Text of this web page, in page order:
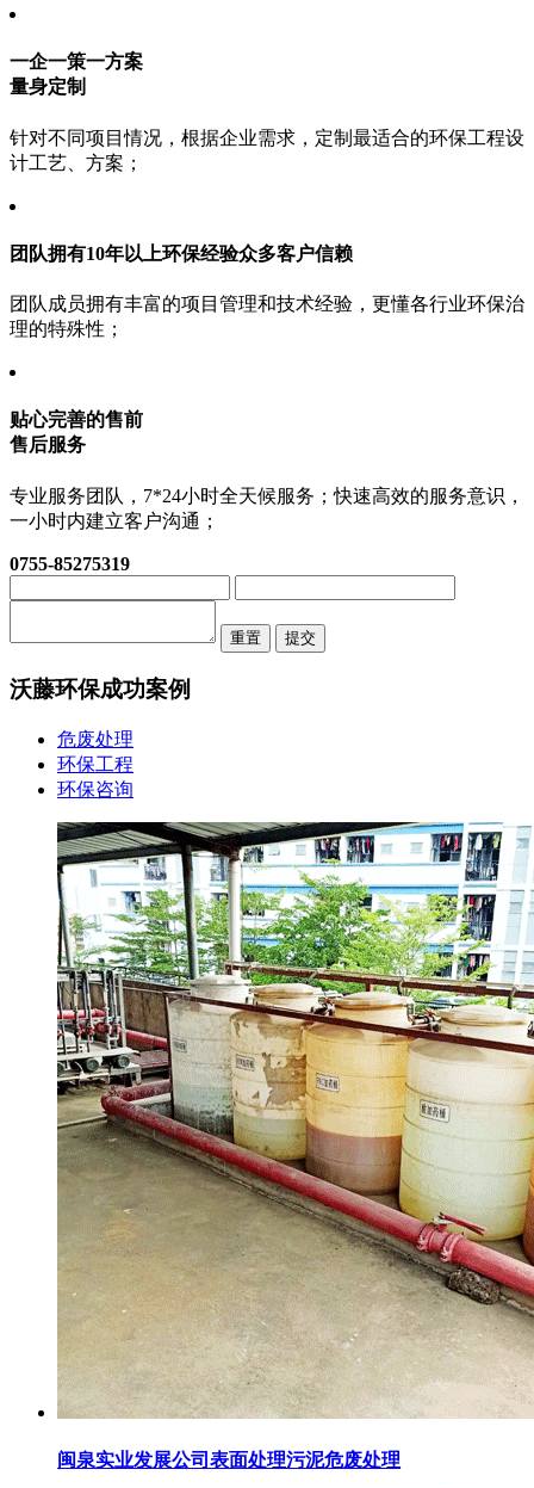
一企一策一方案
量身定制
针对不同项目情况，根据企业需求，定制最适合的环保工程设
计工艺、方案；
团队拥有10年以上环保经验众多客户信赖
团队成员拥有丰富的项目管理和技术经验，更懂各行业环保治
理的特殊性；
贴心完善的售前
售后服务
专业服务团队，7*24小时全天候服务；快速高效的服务意识，
一小时内建立客户沟通；
0755-85275319
重置 提交
沃藤环保成功案例
危废处理
环保工程
环保咨询
闽泉实业发展公司表面处理污泥危废处理